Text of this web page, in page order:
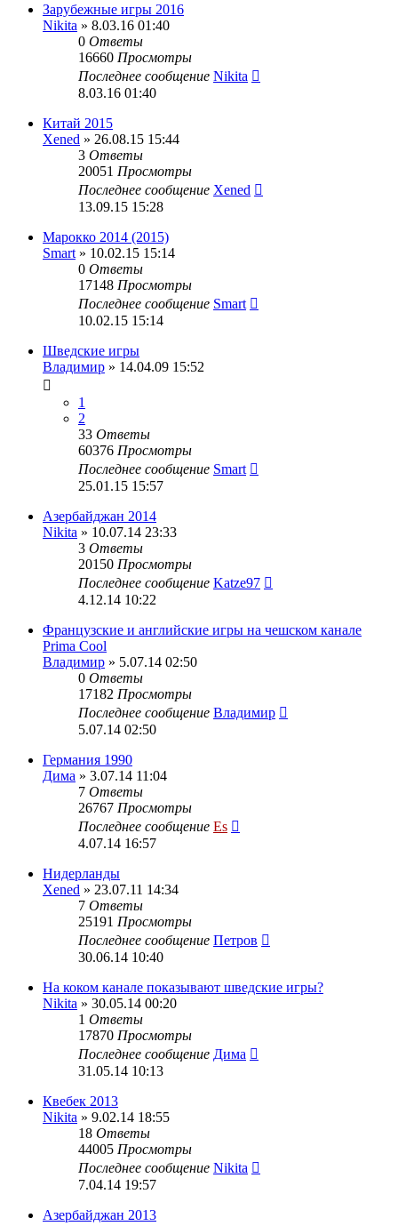
Зарубежные игры 2016
Nikita » 8.03.16 01:40
0 Ответы
16660 Просмотры
Последнее сообщение Nikita
8.03.16 01:40
Китай 2015
Xened » 26.08.15 15:44
3 Ответы
20051 Просмотры
Последнее сообщение Xened
13.09.15 15:28
Марокко 2014 (2015)
Smart » 10.02.15 15:14
0 Ответы
17148 Просмотры
Последнее сообщение Smart
10.02.15 15:14
Шведские игры
Владимир » 14.04.09 15:52
1
2
33 Ответы
60376 Просмотры
Последнее сообщение Smart
25.01.15 15:57
Азербайджан 2014
Nikita » 10.07.14 23:33
3 Ответы
20150 Просмотры
Последнее сообщение Katze97
4.12.14 10:22
Французские и английские игры на чешском канале
Prima Cool
Владимир » 5.07.14 02:50
0 Ответы
17182 Просмотры
Последнее сообщение Владимир
5.07.14 02:50
Германия 1990
Дима » 3.07.14 11:04
7 Ответы
26767 Просмотры
Последнее сообщение Es
4.07.14 16:57
Нидерланды
Xened » 23.07.11 14:34
7 Ответы
25191 Просмотры
Последнее сообщение Петров
30.06.14 10:40
На коком канале показывают шведские игры?
Nikita » 30.05.14 00:20
1 Ответы
17870 Просмотры
Последнее сообщение Дима
31.05.14 10:13
Квебек 2013
Nikita » 9.02.14 18:55
18 Ответы
44005 Просмотры
Последнее сообщение Nikita
7.04.14 19:57
Азербайджан 2013